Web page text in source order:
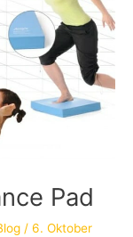
Pad
/ 6. Oktober